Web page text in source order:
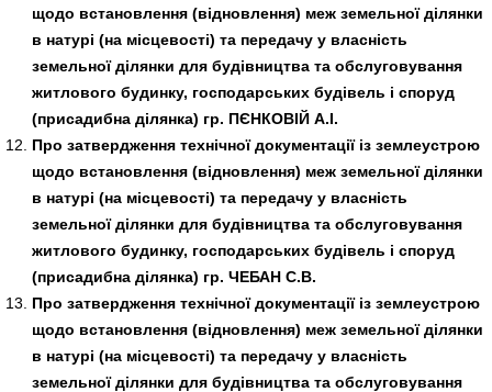
щодо встановлення (відновлення) меж земельної ділянки
в натурі (на місцевості) та передачу у власність
земельної ділянки для будівництва та обслуговування
житлового будинку, господарських будівель і споруд
(присадибна ділянка) гр. ПЄНКОВІЙ А.І.
Про затвердження технічної документації із землеустрою
щодо встановлення (відновлення) меж земельної ділянки
в натурі (на місцевості) та передачу у власність
земельної ділянки для будівництва та обслуговування
житлового будинку, господарських будівель і споруд
(присадибна ділянка) гр. ЧЕБАН С.В.
Про затвердження технічної документації із землеустрою
щодо встановлення (відновлення) меж земельної ділянки
в натурі (на місцевості) та передачу у власність
земельної ділянки для будівництва та обслуговування